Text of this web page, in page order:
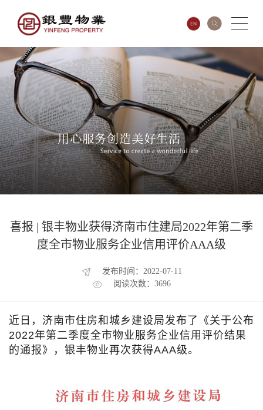
喜报 | 银丰物业获得济南市住建局2022年第二季
度全市物业服务企业信用评价AAA级
发布时间：2022-07-11
阅读次数：3696
近日，济南市住房和城乡建设局发布了《关于公布
2022年第二季度全市物业服务企业信用评价结果
的通报》，银丰物业再次获得AAA级。